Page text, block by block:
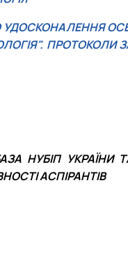
УДОСКОНАЛЕННЯ
ПРОТОКОЛИ
НУБІП УКРАЇНИ
АСПІРАНТІВ